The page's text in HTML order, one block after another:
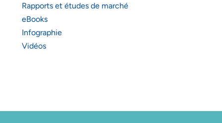
Rapports et études de marché
eBooks
Infographie
Vidéos